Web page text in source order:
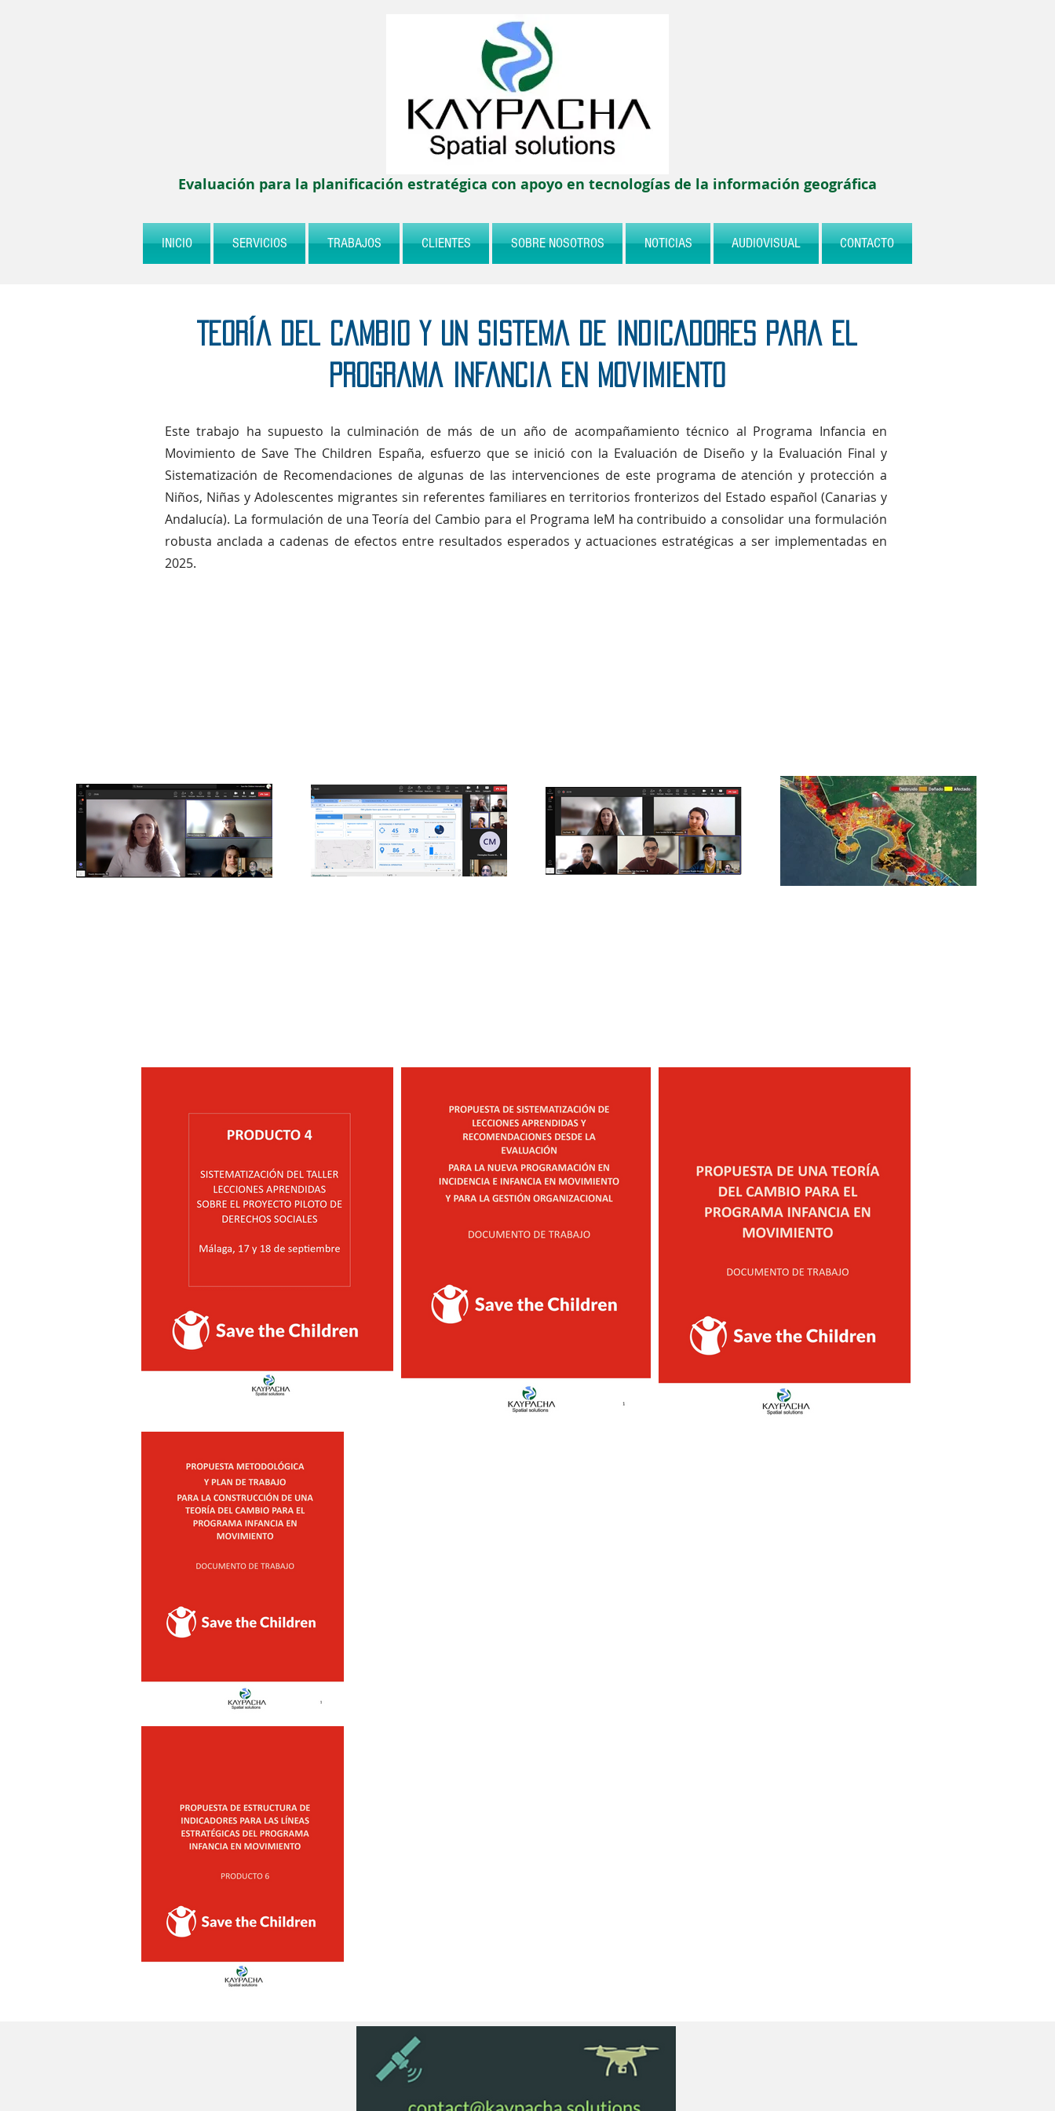
Evaluación para la planificación estratégica con apoyo en tecnologías de la información geográfica
INICIO SERVICIOS TRABAJOS CLIENTES SOBRE NOSOTROS NOTICIAS AUDIOVISUAL CONTACTO
Teoría del Cambio y un sistema de indicadores para el
Programa Infancia en Movimiento
Este trabajo ha supuesto la culminación de más de un año de acompañamiento técnico al Programa Infancia en
Movimiento de Save The Children España, esfuerzo que se inició con la Evaluación de Diseño y la Evaluación Final y
Sistematización de Recomendaciones de algunas de las intervenciones de este programa de atención y protección a
Niños, Niñas y Adolescentes migrantes sin referentes familiares en territorios fronterizos del Estado español (Canarias y
Andalucía). La formulación de una Teoría del Cambio para el Programa IeM ha contribuido a consolidar una formulación
robusta anclada a cadenas de efectos entre resultados esperados y actuaciones estratégicas a ser implementadas en
2025.